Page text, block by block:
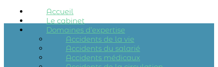
Accueil
Le cabinet
Domaines d’expertise
Accidents de la vie
Accidents du salarié
Accidents médicaux